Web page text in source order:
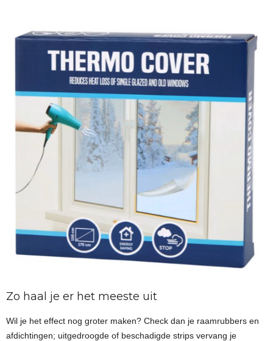
Zo haal je er het meeste uit
Wil je het effect nog groter maken? Check dan je raamrubbers en
afdichtingen; uitgedroogde of beschadigde strips vervang je